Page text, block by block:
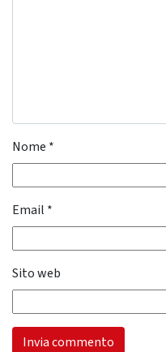
Nome *
Email *
Sito web